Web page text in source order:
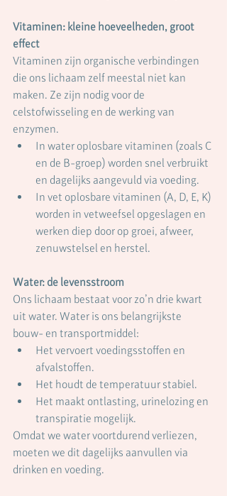
Vitaminen: kleine hoeveelheden, groot
effect
Vitaminen zijn organische verbindingen
die ons lichaam zelf meestal niet kan
maken. Ze zijn nodig voor de
celstofwisseling en de werking van
enzymen.
In water oplosbare vitaminen (zoals C
en de B-groep) worden snel verbruikt
en dagelijks aangevuld via voeding.
In vet oplosbare vitaminen (A, D, E, K)
worden in vetweefsel opgeslagen en
werken diep door op groei, afweer,
zenuwstelsel en herstel.
Water: de levensstroom
Ons lichaam bestaat voor zo’n drie kwart
uit water. Water is ons belangrijkste
bouw- en transportmiddel:
Het vervoert voedingsstoffen en
afvalstoffen.
Het houdt de temperatuur stabiel.
Het maakt ontlasting, urinelozing en
transpiratie mogelijk.
Omdat we water voortdurend verliezen,
moeten we dit dagelijks aanvullen via
drinken en voeding.